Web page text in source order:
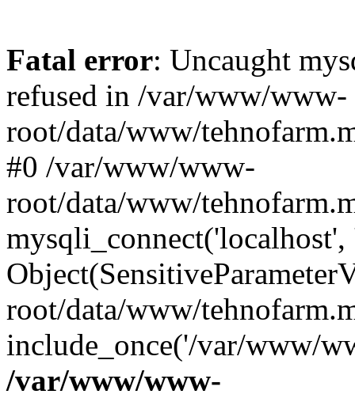
Fatal error: Uncaught
refused in /var/www/www-
root/data/www/
#0 /var/www/www-
root/data/www/
mysqli_connect('localhost',
root/data/www/
include_once('/var/www/
/var/www/www-